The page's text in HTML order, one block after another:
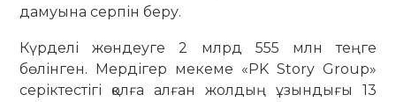
дамуына серпін беру.
Күрделі жөндеуге 2 млрд 555 млн теңге
бөлінген. Мердігер мекеме «PK Story Group»
серіктестігі қолға алған жолдың ұзындығы 13